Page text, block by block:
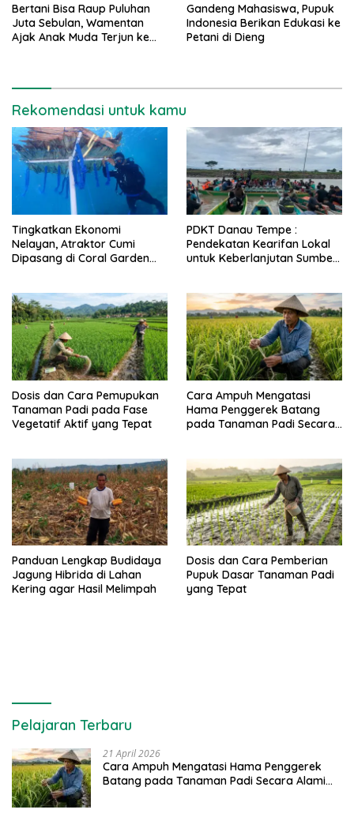
Bertani Bisa Raup Puluhan
Juta Sebulan, Wamentan
Ajak Anak Muda Terjun ke
Gandeng Mahasiswa, Pupuk
Indonesia Berikan Edukasi ke
Petani di Dieng
Rekomendasi untuk kamu
Tingkatkan Ekonomi
Nelayan, Atraktor Cumi
Dipasang di Coral Garden
PDKT Danau Tempe :
Pendekatan Kearifan Lokal
untuk Keberlanjutan Sumber
Dosis dan Cara Pemupukan
Tanaman Padi pada Fase
Vegetatif Aktif yang Tepat
Cara Ampuh Mengatasi
Hama Penggerek Batang
pada Tanaman Padi Secara
Panduan Lengkap Budidaya
Jagung Hibrida di Lahan
Kering agar Hasil Melimpah
Dosis dan Cara Pemberian
Pupuk Dasar Tanaman Padi
yang Tepat
Pelajaran Terbaru
21 April 2026
Cara Ampuh Mengatasi Hama Penggerek
Batang pada Tanaman Padi Secara Alami